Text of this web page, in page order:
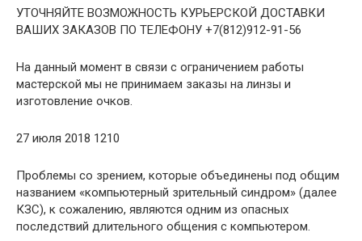
УТОЧНЯЙТЕ ВОЗМОЖНОСТЬ КУРЬЕРСКОЙ ДОСТАВКИ
ВАШИХ ЗАКАЗОВ ПО ТЕЛЕФОНУ +7(812)912-91-56
На данный момент в связи с ограничением работы
мастерской мы не принимаем заказы на линзы и
изготовление очков.
27 июля 2018 1210
Проблемы со зрением, которые объединены под общим
названием «компьютерный зрительный синдром» (далее
КЗС), к сожалению, являются одним из опасных
последствий длительного общения с компьютером.